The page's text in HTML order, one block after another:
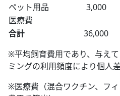
ペット用品
3,000
医療費
合計
36,000
※平均飼育費用であり、与え
ミングの利用頻度により個人
※医療費（混合ワクチン、フ